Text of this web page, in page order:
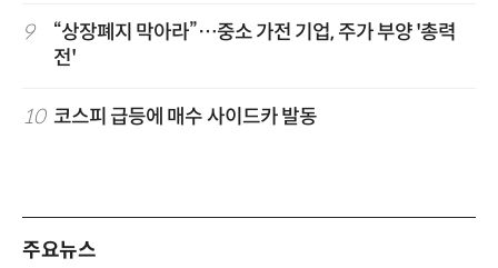
9
“상장폐지 막아라”…중소 가전 기업, 주가 부양 '총력
전'
10 코스피 급등에 매수 사이드카 발동
주요뉴스